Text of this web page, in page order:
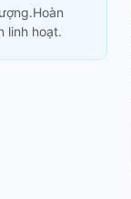
linh hoạt.